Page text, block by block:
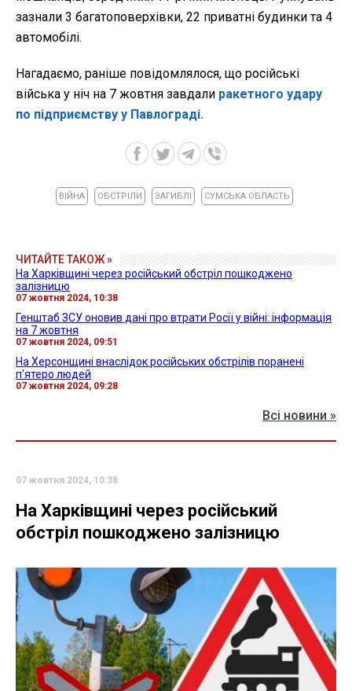
зазнали 3 багатоповерхівки, 22 приватні будинки та 4
автомобілі.
Нагадаємо, раніше повідомлялося, що російські
війська у ніч на 7 жовтня завдали ракетного удару
по підприємству у Павлограді.
ВІЙНА ОБСТРІЛИ ЗАГИБЛІ СУМСЬКА ОБЛАСТЬ
ЧИТАЙТЕ ТАКОЖ »
На Харківщині через російський обстріл пошкоджено
залізницю
07 жовтня 2024, 10:38
Генштаб ЗСУ оновив дані про втрати Росії у війні: інформація
на 7 жовтня
07 жовтня 2024, 09:51
На Херсонщині внаслідок російських обстрілів поранені
п'ятеро людей
07 жовтня 2024, 09:28
Всі новини »
07 жовтня 2024, 10:38
На Харківщині через російський
обстріл пошкоджено залізницю